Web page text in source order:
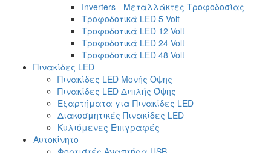
Inverters - Μεταλλάκτες Τροφοδοσίας
Τροφοδοτικά LED 5 Volt
Τροφοδοτικά LED 12 Volt
Τροφοδοτικά LED 24 Volt
Τροφοδοτικά LED 48 Volt
Πινακίδες LED
Πινακίδες LED Μονής Όψης
Πινακίδες LED Διπλής Όψης
Εξαρτήματα για Πινακίδες LED
Διακοσμητικές Πινακίδες LED
Κυλιόμενες Επιγραφές
Αυτοκίνητο